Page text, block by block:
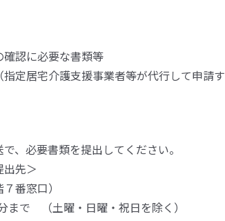
認に必要な書類等
定居宅介護支援事業者等が代行して申請
、必要書類を提出してください。
先＞
番窓口）
まで （土曜・日曜・祝日を除く）